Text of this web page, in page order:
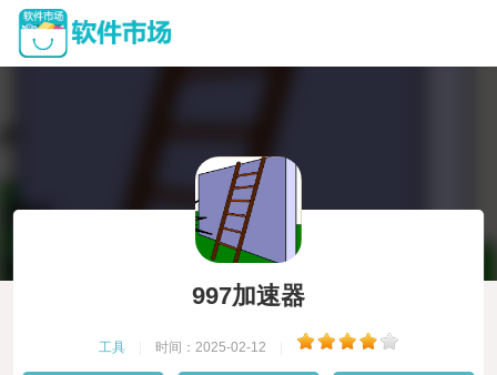
997加速器
工具 时间：2025-02-12